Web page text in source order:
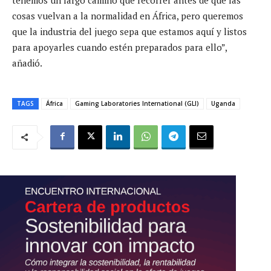
cosas vuelvan a la normalidad en África, pero queremos
que la industria del juego sepa que estamos aquí y listos
para apoyarles cuando estén preparados para ello”,
añadió.
TAGS África Gaming Laboratories International (GLI) Uganda